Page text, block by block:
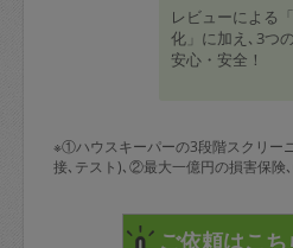
レビューによる
化」に加え､3つ
安心・安全！
※①ハウスキーパーの3段階スクリー
接､テスト)､②最大一億円の損害保